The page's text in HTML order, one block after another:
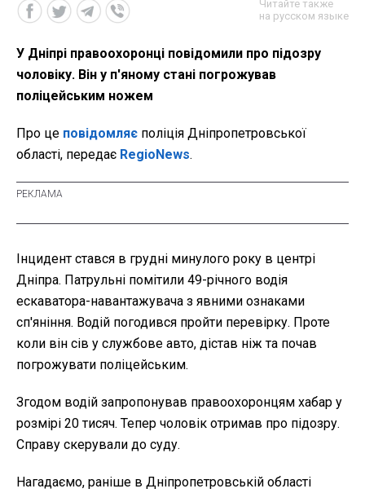
Читайте также
на русском языке
У Дніпрі правоохоронці повідомили про підозру
чоловіку. Він у п'яному стані погрожував
поліцейським ножем
Про це повідомляє поліція Дніпропетровської
області, передає RegioNews.
Інцидент стався в грудні минулого року в центрі
Дніпра. Патрульні помітили 49-річного водія
ескаватора-навантажувача з явними ознаками
сп'яніння. Водій погодився пройти перевірку. Проте
коли він сів у службове авто, дістав ніж та почав
погрожувати поліцейським.
Згодом водій запропонував правоохоронцям хабар у
розмірі 20 тисяч. Тепер чоловік отримав про підозру.
Справу скерували до суду.
Нагадаємо, раніше в Дніпропетровській області